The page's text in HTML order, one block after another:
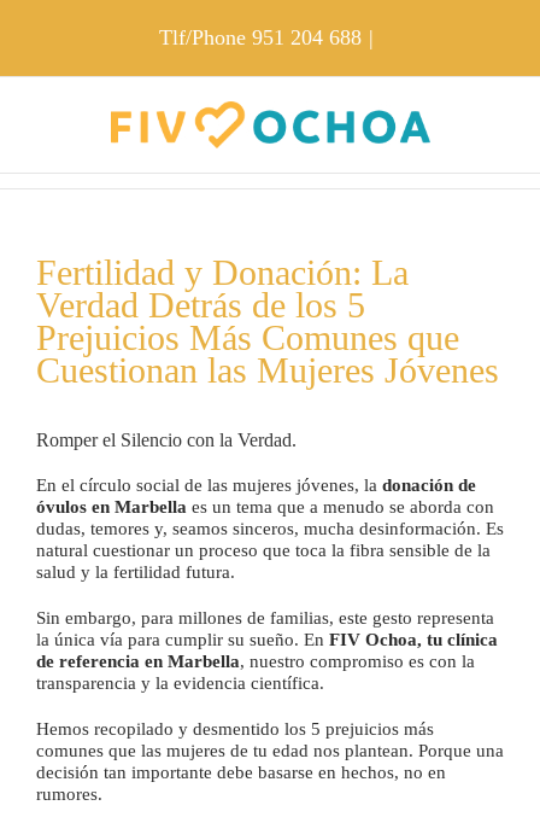
Tlf/Phone 951 204 688 |
Fertilidad y Donación: La
Verdad Detrás de los 5
Prejuicios Más Comunes que
Cuestionan las Mujeres Jóvenes
Romper el Silencio con la Verdad.
En el círculo social de las mujeres jóvenes, la donación de
óvulos en Marbella es un tema que a menudo se aborda con
dudas, temores y, seamos sinceros, mucha desinformación. Es
natural cuestionar un proceso que toca la fibra sensible de la
salud y la fertilidad futura.
Sin embargo, para millones de familias, este gesto representa
la única vía para cumplir su sueño. En FIV Ochoa, tu clínica
de referencia en Marbella, nuestro compromiso es con la
transparencia y la evidencia científica.
Hemos recopilado y desmentido los 5 prejuicios más
comunes que las mujeres de tu edad nos plantean. Porque una
decisión tan importante debe basarse en hechos, no en
rumores.